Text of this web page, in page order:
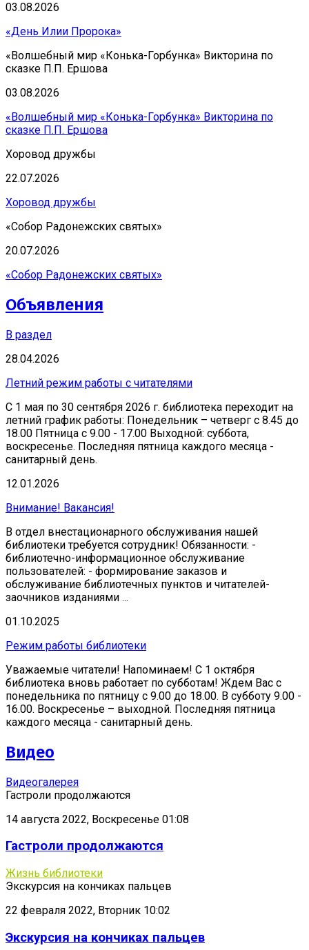
03.08.2026
«День Илии Пророка»
«Волшебный мир «Конька-Горбунка» Викторина по
сказке П.П. Ершова
03.08.2026
«Волшебный мир «Конька-Горбунка» Викторина по
сказке П.П. Ершова
Хоровод дружбы
22.07.2026
Хоровод дружбы
«Собор Радонежских святых»
20.07.2026
«Собор Радонежских святых»
Объявления
В раздел
28.04.2026
Летний режим работы с читателями
С 1 мая по 30 сентября 2026 г. библиотека переходит на
летний график работы: Понедельник – четверг с 8.45 до
18.00 Пятница с 9.00 - 17.00 Выходной: суббота,
воскресенье. Последняя пятница каждого месяца -
санитарный день.
12.01.2026
Внимание! Вакансия!
В отдел внестационарного обслуживания нашей
библиотеки требуется сотрудник! Обязанности: -
библиотечно-информационное обслуживание
пользователей: - формирование заказов и
обслуживание библиотечных пунктов и читателей-
заочников изданиями ...
01.10.2025
Режим работы библиотеки
Уважаемые читатели! Напоминаем! С 1 октября
библиотека вновь работает по субботам! Ждем Вас с
понедельника по пятницу с 9.00 до 18.00. В субботу 9.00 -
16.00. Воскресенье – выходной. Последняя пятница
каждого месяца - санитарный день.
Видео
Видеогалерея
Гастроли продолжаются
14 августа 2022, Воскресенье 01:08
Гастроли продолжаются
Жизнь библиотеки
Экскурсия на кончиках пальцев
22 февраля 2022, Вторник 10:02
Экскурсия на кончиках пальцев